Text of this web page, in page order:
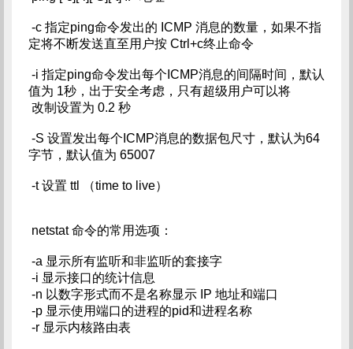
-c 指定ping命令发出的 ICMP 消息的数量，如果不指
定将不断发送直至用户按 Ctrl+c终止命令
-i 指定ping命令发出每个ICMP消息的间隔时间，默认
值为 1秒，出于安全考虑，只有超级用户可以将
改制设置为 0.2 秒
-S 设置发出每个ICMP消息的数据包尺寸，默认为64
字节，默认值为 65007
-t 设置 ttl （time to live）
netstat 命令的常用选项：
-a 显示所有监听和非监听的套接字
-i 显示接口的统计信息
-n 以数字形式而不是名称显示 IP 地址和端口
-p 显示使用端口的进程的pid和进程名称
-r 显示内核路由表